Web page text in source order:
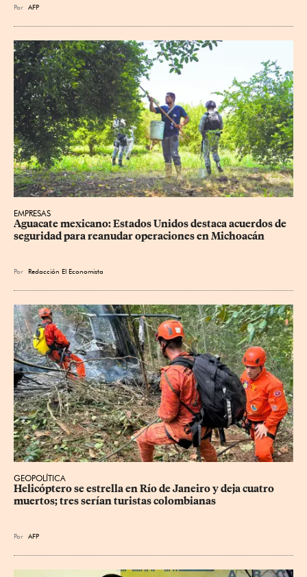
Por AFP
EMPRESAS
Aguacate mexicano: Estados Unidos destaca acuerdos de
seguridad para reanudar operaciones en Michoacán
Por Redacción El Economista
GEOPOLÍTICA
Helicóptero se estrella en Río de Janeiro y deja cuatro
muertos; tres serían turistas colombianas
Por AFP